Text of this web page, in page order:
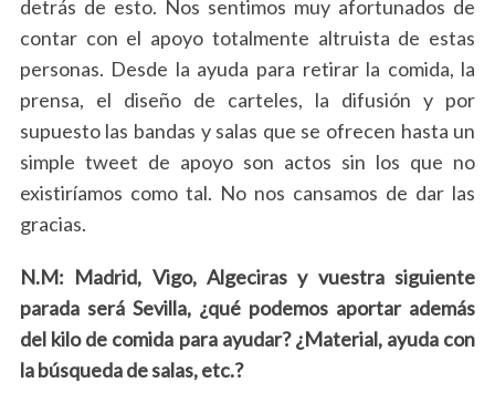
detrás de esto. Nos sentimos muy afortunados de
contar con el apoyo totalmente altruista de estas
personas. Desde la ayuda para retirar la comida, la
prensa, el diseño de carteles, la difusión y por
supuesto las bandas y salas que se ofrecen hasta un
simple tweet de apoyo son actos sin los que no
existiríamos como tal. No nos cansamos de dar las
gracias.
N.M: Madrid, Vigo, Algeciras y vuestra siguiente
parada será Sevilla, ¿qué podemos aportar además
del kilo de comida para ayudar? ¿Material, ayuda con
la búsqueda de salas, etc.?
e